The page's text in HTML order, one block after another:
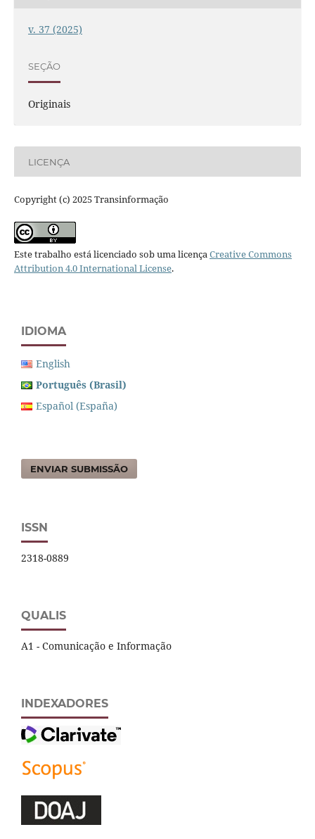
v. 37 (2025)
SEÇÃO
Originais
LICENÇA
Copyright (c) 2025 Transinformação
Este trabalho está licenciado sob uma licençaCreative Commons
Attribution 4.0 International License.
IDIOMA
English
Português (Brasil)
Español (España)
ENVIAR SUBMISSÃO
ISSN
2318-0889
QUALIS
A1 - Comunicação e Informação
INDEXADORES